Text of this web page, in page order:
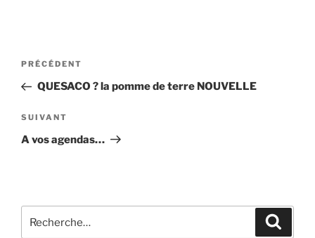
Navigation
l’article
Article
précédent
PRÉCÉDENT
QUESACO ? la pomme de terre NOUVELLE
Article
suivant
SUIVANT
A vos agendas…
pour